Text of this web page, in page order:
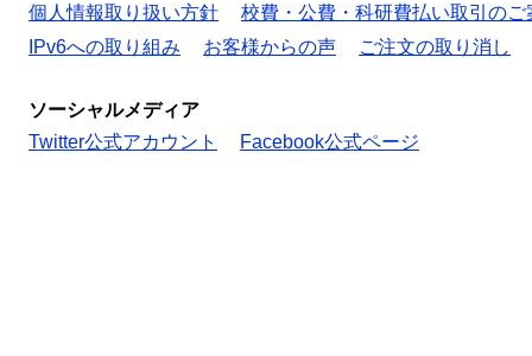
個人情報取り扱い方針
校費・公費・科研費払い取引のご
IPv6への取り組み
お客様からの声 ご注文の取り消し
ソーシャルメディア
Twitter公式アカウント
Facebook公式ページ